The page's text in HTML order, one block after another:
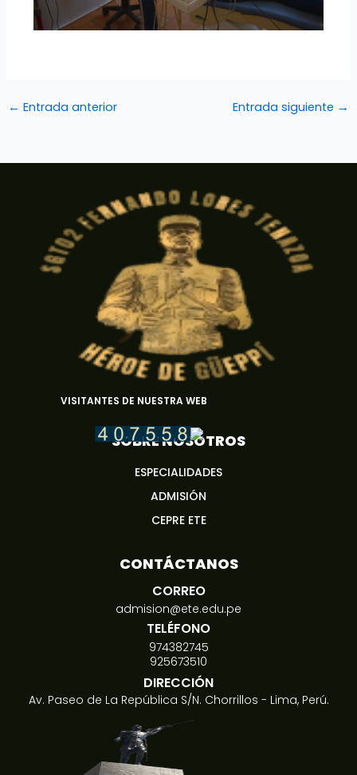
← Entrada anterior Entrada siguiente →
VISITANTES DE NUESTRA WEB
SOBRE NOSOTROS
ESPECIALIDADES
ADMISIÓN
CEPRE ETE
CONTÁCTANOS
CORREO
admision@ete.edu.pe
TELÉFONO
974382745
925673510
DIRECCIÓN
Av. Paseo de La República S/N. Chorrillos - Lima, Perú.